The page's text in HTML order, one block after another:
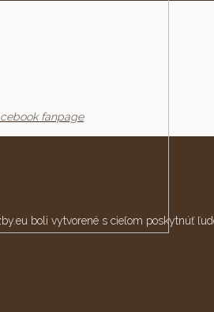
fanpage
boli vytvorené s cieľom poskytnúť